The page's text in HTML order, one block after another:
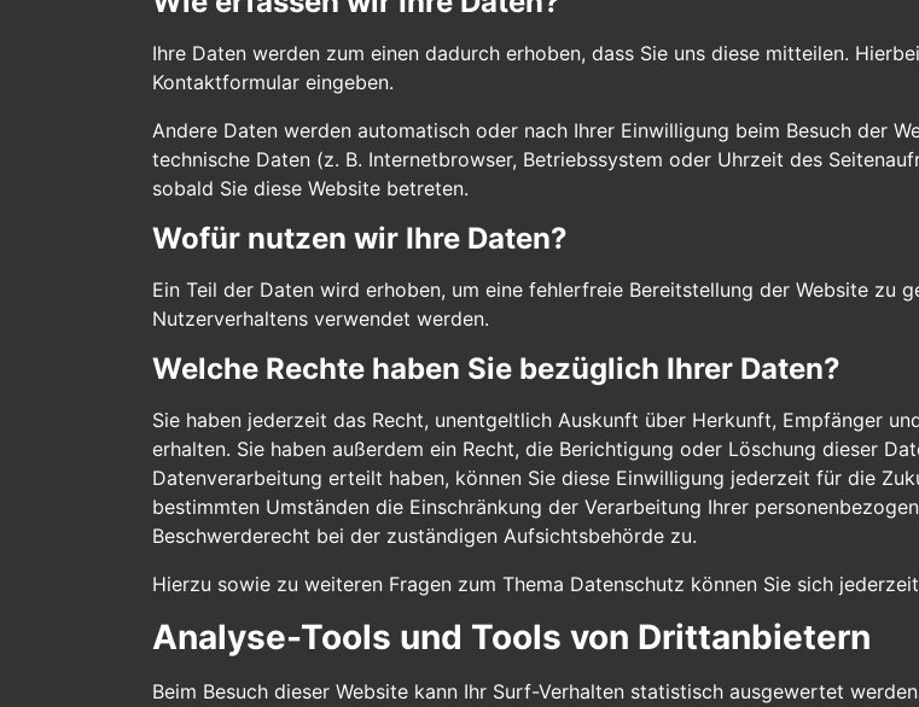
Ihre Daten werden zum einen dadurch erhoben, dass Sie uns diese mitteilen.
Kontaktformular eingeben.
Andere Daten werden automatisch oder nach Ihrer Einwilligung beim Besuch der
technische Daten (z. B. Internetbrowser, Betriebssystem oder Uhrzeit des
sobald Sie diese Website betreten.
Wofür nutzen wir Ihre Daten?
Ein Teil der Daten wird erhoben, um eine fehlerfreie Bereitstellung der Website zu
Nutzerverhaltens verwendet werden.
Welche Rechte haben Sie bezüglich Ihrer Daten?
Sie haben jederzeit das Recht, unentgeltlich Auskunft über Herkunft, Empfänger
erhalten. Sie haben außerdem ein Recht, die Berichtigung oder Löschung dieser
Datenverarbeitung erteilt haben, können Sie diese Einwilligung jederzeit für die
bestimmten Umständen die Einschränkung der Verarbeitung Ihrer
Beschwerderecht bei der zuständigen Aufsichtsbehörde zu.
Hierzu sowie zu weiteren Fragen zum Thema Datenschutz können Sie sich
Analyse-Tools und Tools von Dritt­anbietern
Beim Besuch dieser Website kann Ihr Surf-Verhalten statistisch ausgewertet